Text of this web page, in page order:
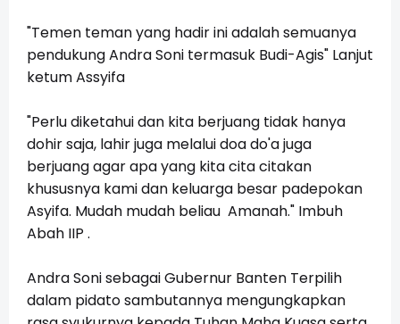
"Temen teman yang hadir ini adalah semuanya
pendukung Andra Soni termasuk Budi-Agis" Lanjut
ketum Assyifa
"Perlu diketahui dan kita berjuang tidak hanya
dohir saja, lahir juga melalui doa do'a juga
berjuang agar apa yang kita cita citakan
khususnya kami dan keluarga besar padepokan
Asyifa. Mudah mudah beliau Amanah." Imbuh
Abah IIP .
Andra Soni sebagai Gubernur Banten Terpilih
dalam pidato sambutannya mengungkapkan